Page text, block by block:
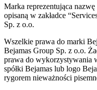
Marka reprezentująca
opisaną w zakładce
Sp. z o.o.
Wszelkie prawa do marki
Bejamas Group Sp. z o.o.
prawa do wykorzystywania
spółki Bejamas lub logo
rygorem nieważności